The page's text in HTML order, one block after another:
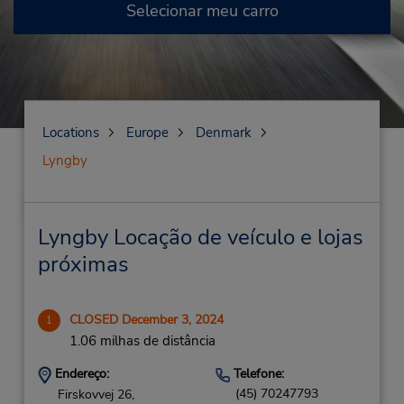
Selecionar meu carro
Locations Europe
Denmark
Lyngby
Lyngby Locação de veículo e lojas
próximas
1 CLOSED December 3, 2024
1.06 milhas de distância
Endereço:
Firskovvej 26,
Telefone:
(45) 70247793